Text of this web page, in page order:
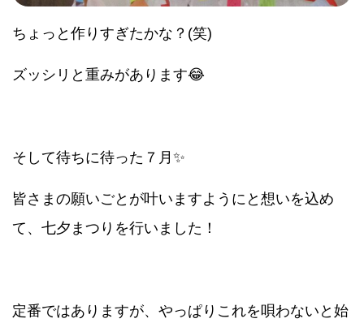
ちょっと作りすぎたかな？(笑)
ズッシリと重みがあります😂
そして待ちに待った７月✨
皆さまの願いごとが叶いますようにと想いを込め
て、七夕まつりを行いました！
定番ではありますが、やっぱりこれを唄わないと始